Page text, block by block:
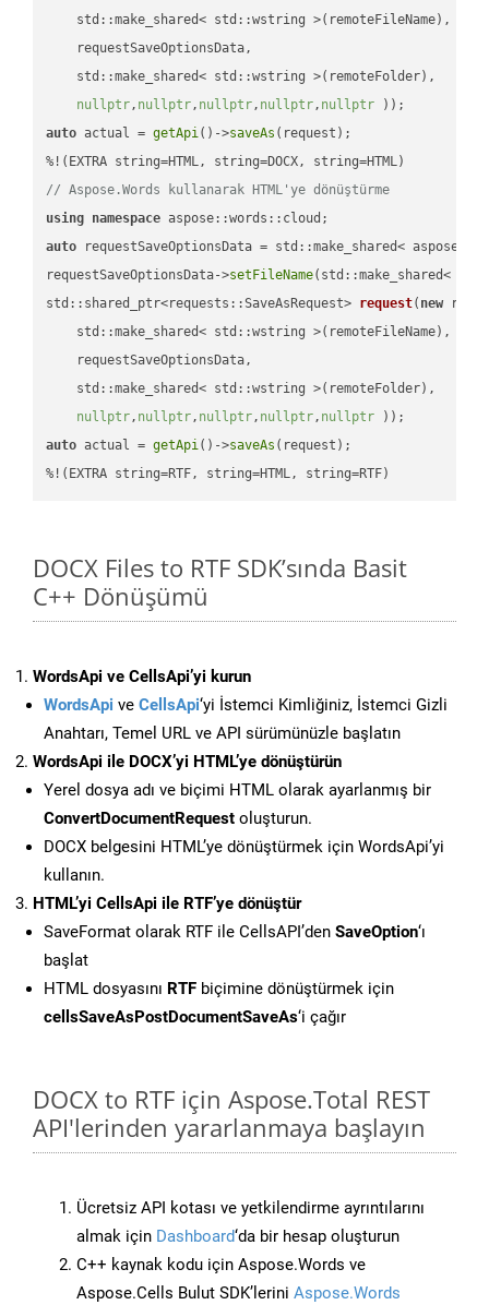
    std::make_shared< std::wstring >(remoteFileName),
    requestSaveOptionsData,
    std::make_shared< std::wstring >(remoteFolder),
nullptr, nullptr, nullptr, nullptr, nullptr ))
auto actual = getApi()->saveAs (request);
// Aspose.Words kullanarak HTML'ye dönüştürme
using namespace
auto requestSaveOptionsData = std::make_shared<
requestSaveOptionsData->setFileName(std::make_shared<
std::shared_ptr<requests::SaveAsRequest> request( new
    std::make_shared< std::wstring >(remoteFileName),
    requestSaveOptionsData,
    std::make_shared< std::wstring >(remoteFolder),
nullptr, nullptr, nullptr, nullptr, nullptr ))
auto actual = getApi()->saveAs (request);
%!(EXTRA string=RTF, string=HTML, string=RTF)
DOCX Files to RTF SDK’sında Basit
C++ Dönüşümü
WordsApi ve CellsApi’yi kurun
WordsApi ve CellsApi‘yi İstemci Kimliğiniz, İstemci Gizli
Anahtarı, Temel URL ve API sürümünüzle başlatın
WordsApi ile DOCX’yi HTML’ye dönüştürün
Yerel dosya adı ve biçimi HTML olarak ayarlanmış bir
ConvertDocumentRequest oluşturun.
DOCX belgesini HTML’ye dönüştürmek için WordsApi’yi
kullanın.
HTML’yi CellsApi ile RTF’ye dönüştür
SaveFormat olarak RTF ile CellsAPI’den SaveOption‘ı
başlat
HTML dosyasını RTF biçimine dönüştürmek için
cellsSaveAsPostDocumentSaveAs‘i çağır
DOCX to RTF için Aspose.Total REST
API'lerinden yararlanmaya başlayın
Ücretsiz API kotası ve yetkilendirme ayrıntılarını
almak için Dashboard‘da bir hesap oluşturun
C++ kaynak kodu için Aspose.Words ve
Aspose.Cells Bulut SDK’lerini Aspose.Words